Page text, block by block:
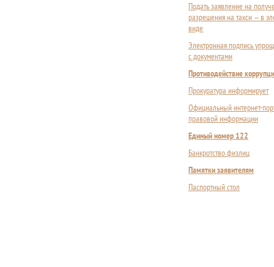
Подать заявление на
разрешения на такси — в
виде
Электронная подпись
с документами
Противодействие
Прокуратура информирует
Официальный интернет-
правовой информации
Единый номер 122
Банкротство физлиц
Памятки заявителям
Паспортный стол